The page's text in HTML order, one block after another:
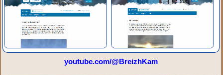
youtube.com/@BreizhKam